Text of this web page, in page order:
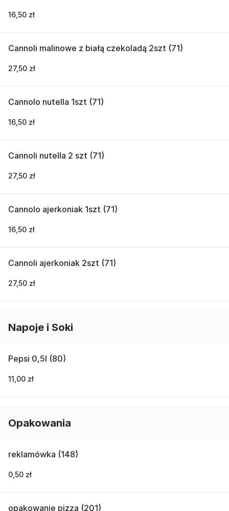
16,50 zł
Cannoli malinowe z białą czekoladą 2szt (71)
27,50 zł
Cannolo nutella 1szt (71)
16,50 zł
Cannoli nutella 2 szt (71)
27,50 zł
Cannolo ajerkoniak 1szt (71)
16,50 zł
Cannoli ajerkoniak 2szt (71)
27,50 zł
Napoje i Soki
Pepsi 0,5l (80)
11,00 zł
Opakowania
reklamówka (148)
0,50 zł
opakowanie pizza (201)